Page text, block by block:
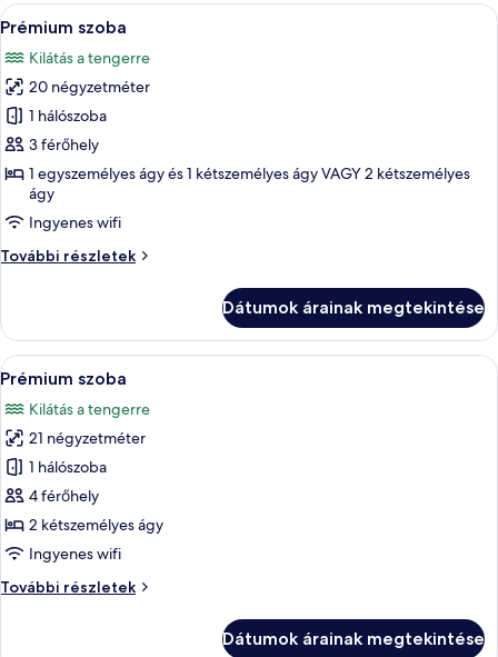
A
következő
szoba
összes
képének
megtekintése:
Prémium
szoba
Egy medencetér, ahol
5
Prémium szoba
Kilátás a tengerre
20 négyzetméter
1 hálószoba
3 férőhely
1 egyszemélyes ágy és 1 kétszemélyes ágy VAGY 2 kétszemélyes
ágy
Ingyenes wifi
További részletek
Prémium
Dátumok árainak megtekintése
A
következő
szoba
összes
képének
megtekintése:
Prémium
szoba
Egy medencetér, ahol
5
Prémium szoba
Kilátás a tengerre
21 négyzetméter
1 hálószoba
4 férőhely
2 kétszemélyes ágy
Ingyenes wifi
További részletek
Prémium
Dátumok árainak megtekintése